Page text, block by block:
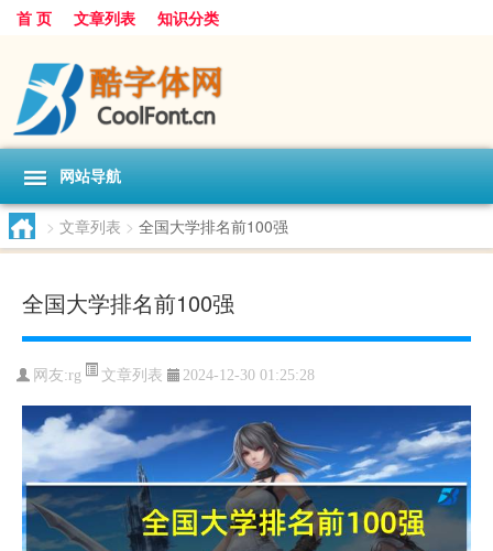
首 页 文章列表 知识分类
网站导航
> 文章列表 > 全国大学排名前100强
全国大学排名前100强
网友:rg 文章列表 2024-12-30 01:25:28